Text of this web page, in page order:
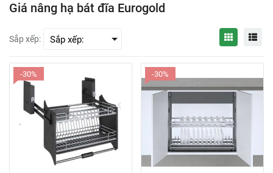
Giá nâng hạ bát đĩa Eurogold
Sắp xếp:
-30% -30%